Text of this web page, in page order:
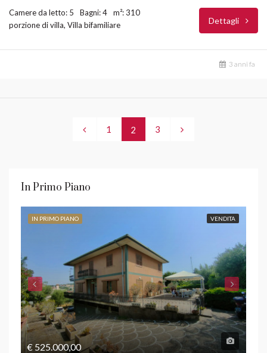
Camere da letto: 5 Bagni: 4
m²: 310
porzione di villa, Villa bifamiliare
Dettagli
3 anni fa
1 2 3
In Primo Piano
IN PRIMO PIANO VENDITA
€ 525.000,00